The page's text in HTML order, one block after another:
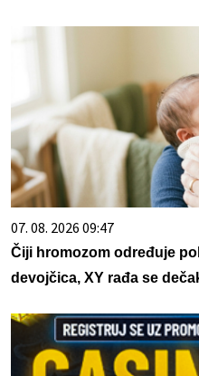
07. 08. 2026 09:47
Čiji hromozom određuje
devojčica, XY rađa se